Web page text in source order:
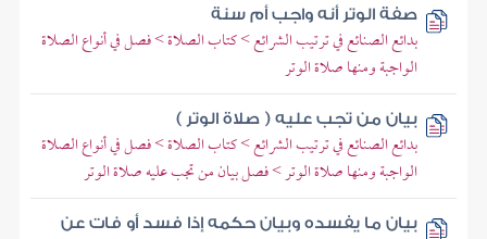
صفة الوتر أنه واجب أم سنة
بدائع الصنائع في ترتيب الشرائع > كتاب الصلاة > فصل في أنواع الصلاة
الواجبة ومنها صلاة الوتر
بيان من تجب عليه ( صلاة الوتر )
بدائع الصنائع في ترتيب الشرائع > كتاب الصلاة > فصل في أنواع الصلاة
الواجبة ومنها صلاة الوتر > فصل بيان من تجب عليه صلاة الوتر
بيان ما يفسده وبيان حكمه إذا فسد أو فات عن